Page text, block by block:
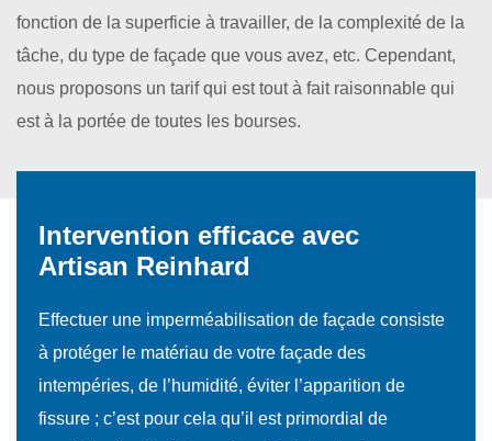
fonction de la superficie à travailler, de la complexité de la
tâche, du type de façade que vous avez, etc. Cependant,
nous proposons un tarif qui est tout à fait raisonnable qui
est à la portée de toutes les bourses.
Intervention efficace avec
Artisan Reinhard
Effectuer une imperméabilisation de façade consiste
à protéger le matériau de votre façade des
intempéries, de l’humidité, éviter l’apparition de
fissure ; c’est pour cela qu’il est primordial de